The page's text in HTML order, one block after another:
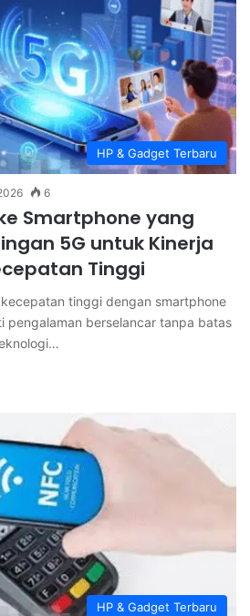
HP & Gadget Terbaru
6
Smartphone yang
5G untuk Kinerja
Tinggi
tinggi dengan smartphone
pengalaman berselancar tanpa batas
HP & Gadget Terbaru